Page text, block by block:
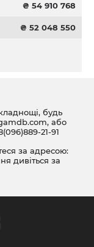
₴ 54 910 768
₴ 52 048 550
будь
, або
21-91
за адресою:
дивіться за